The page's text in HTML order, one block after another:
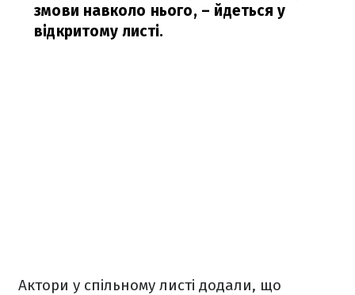
змови навколо нього, – йдеться у
відкритому листі.
Актори у спільному листі додали, що